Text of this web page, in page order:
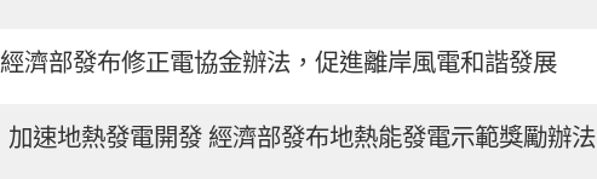
經濟部發布修正電協金辦法，促進離岸風電和諧發展
加速地熱發電開發 經濟部發布地熱能發電示範獎勵辦法